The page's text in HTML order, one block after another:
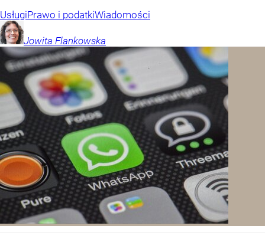
UsługiPrawo i podatkiWiadomości
Jowita Flankowska